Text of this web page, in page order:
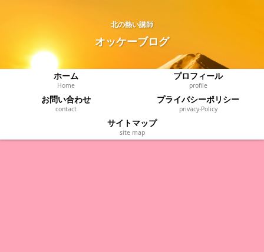
北の熱い講師
オッケーブログ
ホーム
Home
プロフィール
profile
お問い合わせ
contact
プライバシーポリシー
privacy‐Policy
サイトマップ
site map